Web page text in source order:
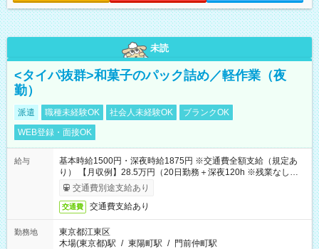
未読
<タイパ抜群>和菓子のパック詰め／軽作業（夜
勤）
派遣 職種未経験OK 社会人未経験OK
ブランクOK
WEB登録・面接OK
給与
基本時給1500円・深夜時給1875円 ※交通費全額支給（規定あ
り） 【月収例】28.5万円（20日勤務＋深夜120h ※残業なしの場
合）交通費別途支給あり
交通費 交通費支給あり
勤務地
東京都江東区
木場(東京都)駅 / 東陽町駅 / 門前仲町駅